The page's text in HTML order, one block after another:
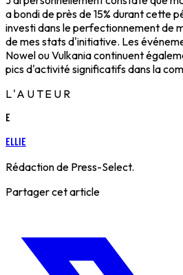
a bondi de près de 15% durant cette
investi dans le perfectionnement de
de mes stats d'initiative. Les
Nowel ou Vulkania continuent
pics d'activité significatifs dans la
L'AUTEUR
E
Ellie
Rédaction de Press-Select.
Partager cet article